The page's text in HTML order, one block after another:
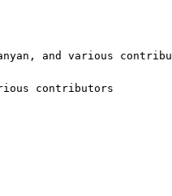
and various
contributors